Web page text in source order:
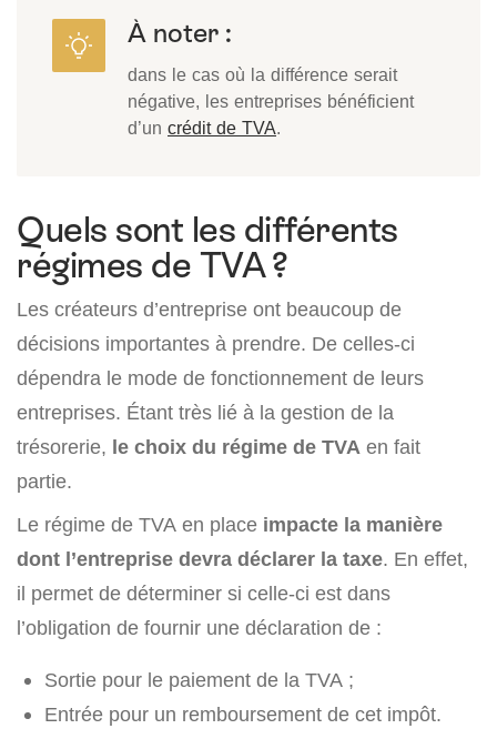
À noter :
dans le cas où la différence serait
négative, les entreprises bénéficient
d’un crédit de TVA.
Quels sont les différents
régimes de TVA ?
Les créateurs d’entreprise ont beaucoup de
décisions importantes à prendre. De celles-ci
dépendra le mode de fonctionnement de leurs
entreprises. Étant très lié à la gestion de la
trésorerie, le choix du régime de TVA en fait
partie.
Le régime de TVA en place impacte la manière
dont l’entreprise devra déclarer la taxe. En effet,
il permet de déterminer si celle-ci est dans
l’obligation de fournir une déclaration de :
Sortie pour le paiement de la TVA ;
Entrée pour un remboursement de cet impôt.